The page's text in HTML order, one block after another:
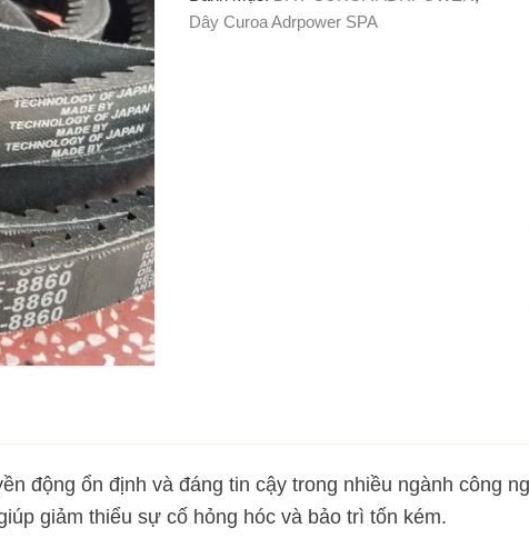
Dây Curoa Adrpower SPA
động ổn định và đáng tin cậy trong nhiều ngành công
giảm thiểu sự cố hỏng hóc và bảo trì tốn kém.